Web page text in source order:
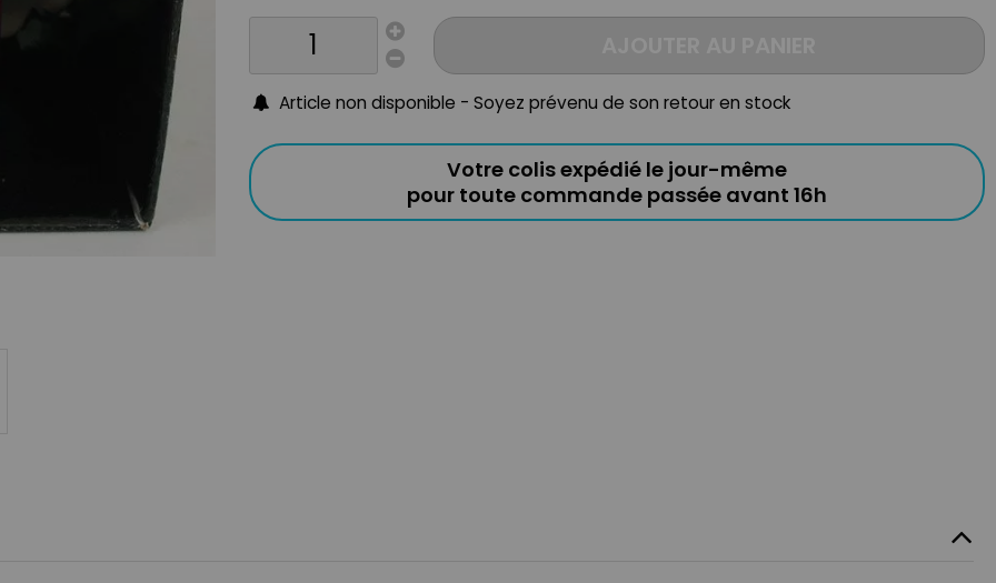
Article non disponible - Soyez prévenu de son retour en stock
Votre colis expédié le jour-même
pour toute commande passée avant 16h